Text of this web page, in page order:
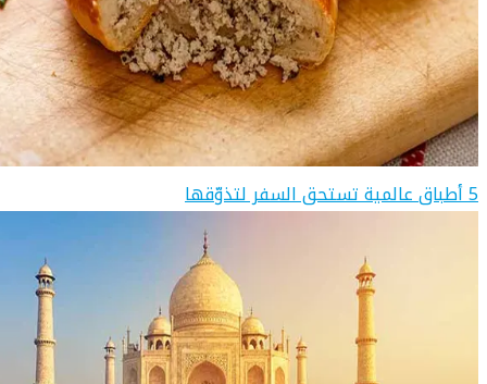
5 أطباق عالمية تستحق السفر لتذوّقها